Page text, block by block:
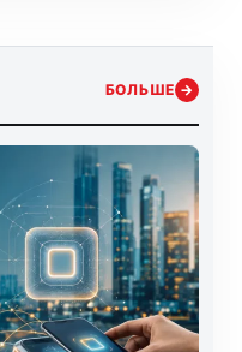
БОЛЬШЕ →